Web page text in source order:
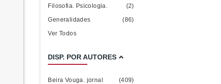
Filosofia. Psicologia.
(2)
Generalidades
(86)
Ver Todos
DISP. POR AUTORES
Beira Vouga. jornal
(409)